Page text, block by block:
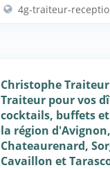
4g-traiteur-
Christophe
Traiteur pour vos
cocktails, buffets
la région d'Avignon,
Chateaurenard,
Cavaillon et